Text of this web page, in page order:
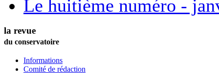
Le huitième numéro -
la revue
du conservatoire
Informations
Comité de rédaction